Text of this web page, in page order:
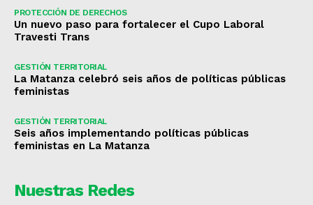
PROTECCIÓN DE DERECHOS
Un nuevo paso para fortalecer el Cupo Laboral
Travesti Trans
GESTIÓN TERRITORIAL
La Matanza celebró seis años de políticas públicas
feministas
GESTIÓN TERRITORIAL
Seis años implementando políticas públicas
feministas en La Matanza
Nuestras Redes